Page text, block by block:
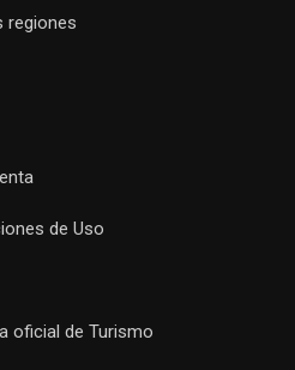
regiones
de Uso
oficial de Turismo